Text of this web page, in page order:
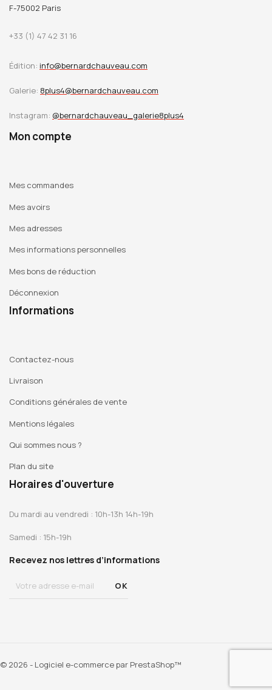
F-75002 Paris
+33 (1) 47 42 31 16
Édition: info@bernardchauveau.com
Galerie: 8plus4@bernardchauveau.com
Instagram: @bernardchauveau_galerie8plus4
Mon compte
Mes commandes
Mes avoirs
Mes adresses
Mes informations personnelles
Mes bons de réduction
Déconnexion
Informations
Contactez-nous
Livraison
Conditions générales de vente
Mentions légales
Qui sommes nous ?
Plan du site
Horaires d'ouverture
Du mardi au vendredi : 10h-13h 14h-19h
Samedi : 15h-19h
Recevez nos lettres d’informations
© 2026 - Logiciel e-commerce par PrestaShop™